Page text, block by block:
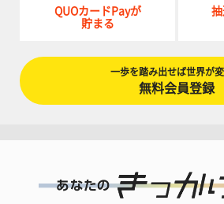
QUOカードPayが
貯まる
一歩を踏み出せば世界が
無料会員登録